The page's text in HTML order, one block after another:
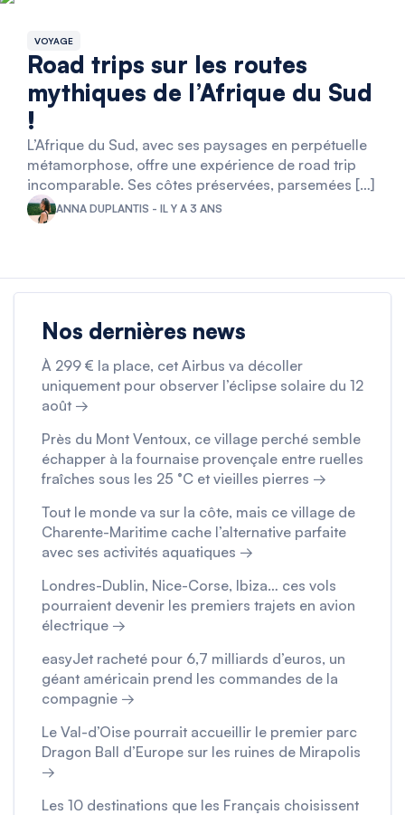
VOYAGE
Road trips sur les routes
mythiques de l’Afrique du Sud
!
L’Afrique du Sud, avec ses paysages en perpétuelle
métamorphose, offre une expérience de road trip
incomparable. Ses côtes préservées, parsemées […]
ANNA DUPLANTIS - IL Y A 3 ANS
Nos dernières news
À 299 € la place, cet Airbus va décoller
uniquement pour observer l’éclipse solaire du 12
août →
Près du Mont Ventoux, ce village perché semble
échapper à la fournaise provençale entre ruelles
fraîches sous les 25 °C et vieilles pierres →
Tout le monde va sur la côte, mais ce village de
Charente-Maritime cache l’alternative parfaite
avec ses activités aquatiques →
Londres-Dublin, Nice-Corse, Ibiza… ces vols
pourraient devenir les premiers trajets en avion
électrique →
easyJet racheté pour 6,7 milliards d’euros, un
géant américain prend les commandes de la
compagnie →
Le Val-d’Oise pourrait accueillir le premier parc
Dragon Ball d’Europe sur les ruines de Mirapolis
→
Les 10 destinations que les Français choisissent